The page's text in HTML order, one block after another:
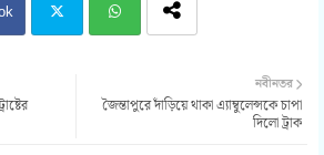
atsa
নবীনতর
জৈন্তাপুরে দাঁড়িয়ে থাকা এ্যাম্বুলেন্সকে চাপা
দিলো ট্রাক